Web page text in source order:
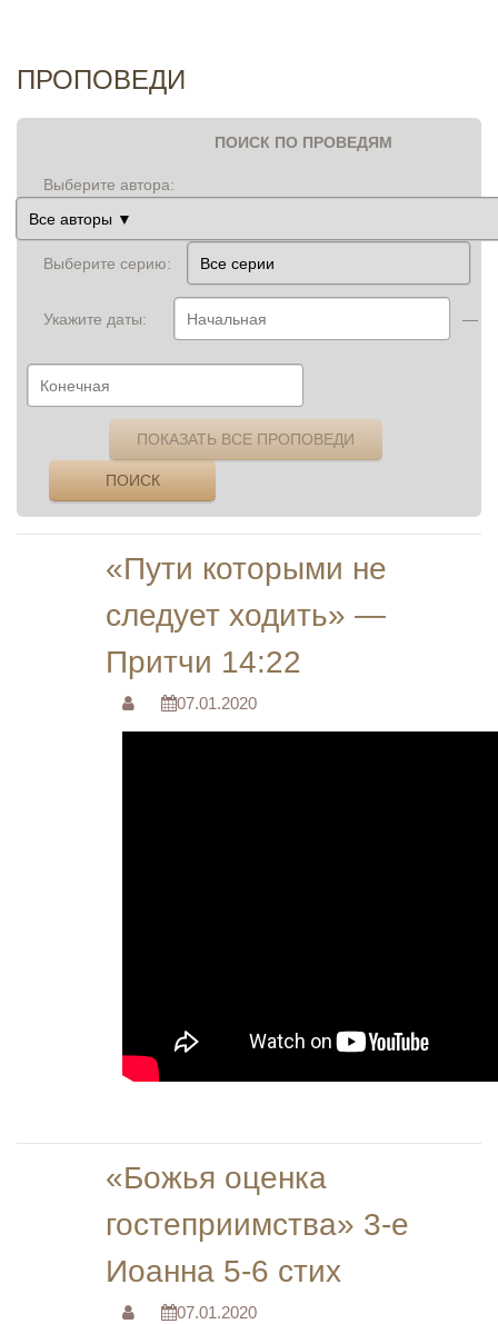
ПРОПОВЕДИ
ПОИСК ПО ПРОВЕДЯМ
Выберите автора:
Выберите серию:
Укажите даты: —
ПОКАЗАТЬ ВСЕ ПРОПОВЕДИ
ПОИСК
«Пути которыми не
следует ходить» —
Притчи 14:22
07.01.2020
«Божья оценка
гостеприимства» 3-е
Иоанна 5-6 стих
07.01.2020